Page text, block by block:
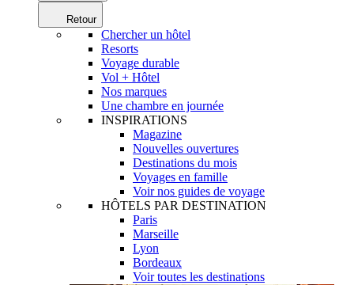
Retour
Chercher un hôtel
Resorts
Voyage durable
Vol + Hôtel
Nos marques
Une chambre en journée
INSPIRATIONS
Magazine
Nouvelles ouvertures
Destinations du mois
Voyages en famille
Voir nos guides de voyage
HÔTELS PAR DESTINATION
Paris
Marseille
Lyon
Bordeaux
Voir toutes les destinations